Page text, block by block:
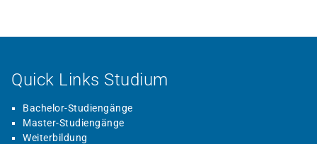
Quick Links Studium
Bachelor-Studiengänge
Master-Studiengänge
Weiterbildung